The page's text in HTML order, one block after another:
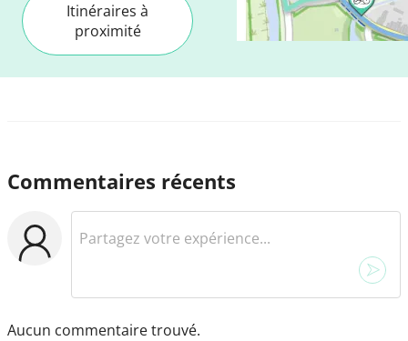
Itinéraires à
proximité
Commentaires récents
Aucun commentaire trouvé.